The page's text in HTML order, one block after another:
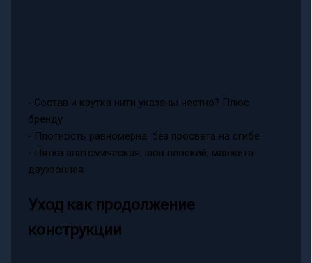
- Состав и крутка нити указаны честно? Плюс
бренду
- Плотность равномерна, без просвета на сгибе
- Пятка анатомическая, шов плоский, манжета
двухзонная
Уход как продолжение
конструкции